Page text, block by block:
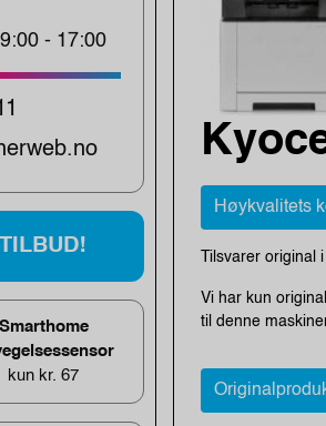
- 17:00
Smarthome
kun kr. 67
Høykvalitets
Tilsvarer original
Vi har kun
til denne